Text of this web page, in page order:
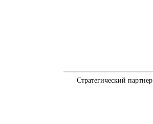
Стратегический партнер